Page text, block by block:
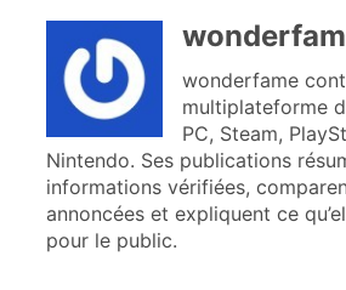
wonderfame
multiplateforme
PC, Steam,
Nintendo. Ses publications
informations vérifiées,
annoncées et expliquent ce
pour le public.